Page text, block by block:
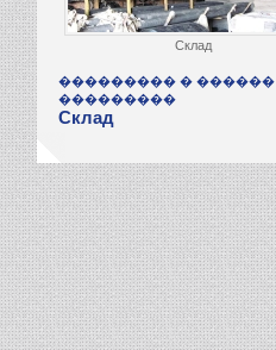
Склад
Склад
Склад
��������� � ������
���������
Склад